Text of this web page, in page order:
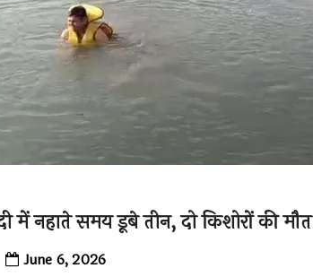
में नहाते समय डूबे तीन, दो किशोरों की
June 6, 2026